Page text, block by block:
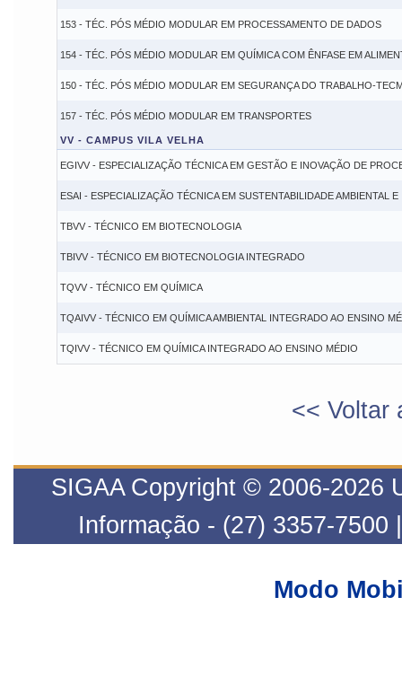
153 - TÉC. PÓS MÉDIO MODULAR EM PROCESSAMENTO DE DADOS
154 - TÉC. PÓS MÉDIO MODULAR EM QUÍMICA COM ÊNFASE EM
150 - TÉC. PÓS MÉDIO MODULAR EM SEGURANÇA DO TRABALHO-
157 - TÉC. PÓS MÉDIO MODULAR EM TRANSPORTES
VV - CAMPUS VILA VELHA
EGIVV - ESPECIALIZAÇÃO TÉCNICA EM GESTÃO E INOVAÇÃO DE
ESAI - ESPECIALIZAÇÃO TÉCNICA EM SUSTENTABILIDADE AMBIENTAL E
TBVV - TÉCNICO EM BIOTECNOLOGIA
TBIVV - TÉCNICO EM BIOTECNOLOGIA INTEGRADO
TQVV - TÉCNICO EM QUÍMICA
TQAIVV - TÉCNICO EM QUÍMICA AMBIENTAL INTEGRADO AO ENSINO
TQIVV - TÉCNICO EM QUÍMICA INTEGRADO AO ENSINO MÉDIO
<< Voltar
SIGAA Copyright © 2006-2026
Informação - (27) 3357-
Modo